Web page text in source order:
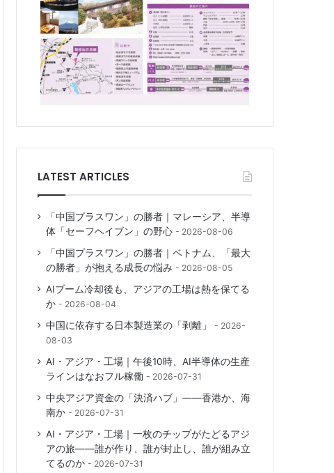
LATEST ARTICLES
「中国プラスワン」の勝者｜マレーシア、半導
体「セーフヘイブン」の野心
2026-08-06
「中国プラスワン」の勝者｜ベトナム、「最大
の勝者」が抱える成長の悩み
2026-08-05
AIブーム冷却後も、アジアの工場は熱を保てる
か
2026-08-04
中国に依存する日本製造業の「剥離」
2026-
08-03
AI・アジア・工場｜午後10時、AI半導体の生産
ラインはなおフル稼働
2026-07-31
中央アジア資金の「決済ハブ」――香港か、海
南か
2026-07-31
AI・アジア・工場｜一枚のチップがたどるアジ
アの旅――誰が作り、誰が封止し、誰が組み立
てるのか
2026-07-31